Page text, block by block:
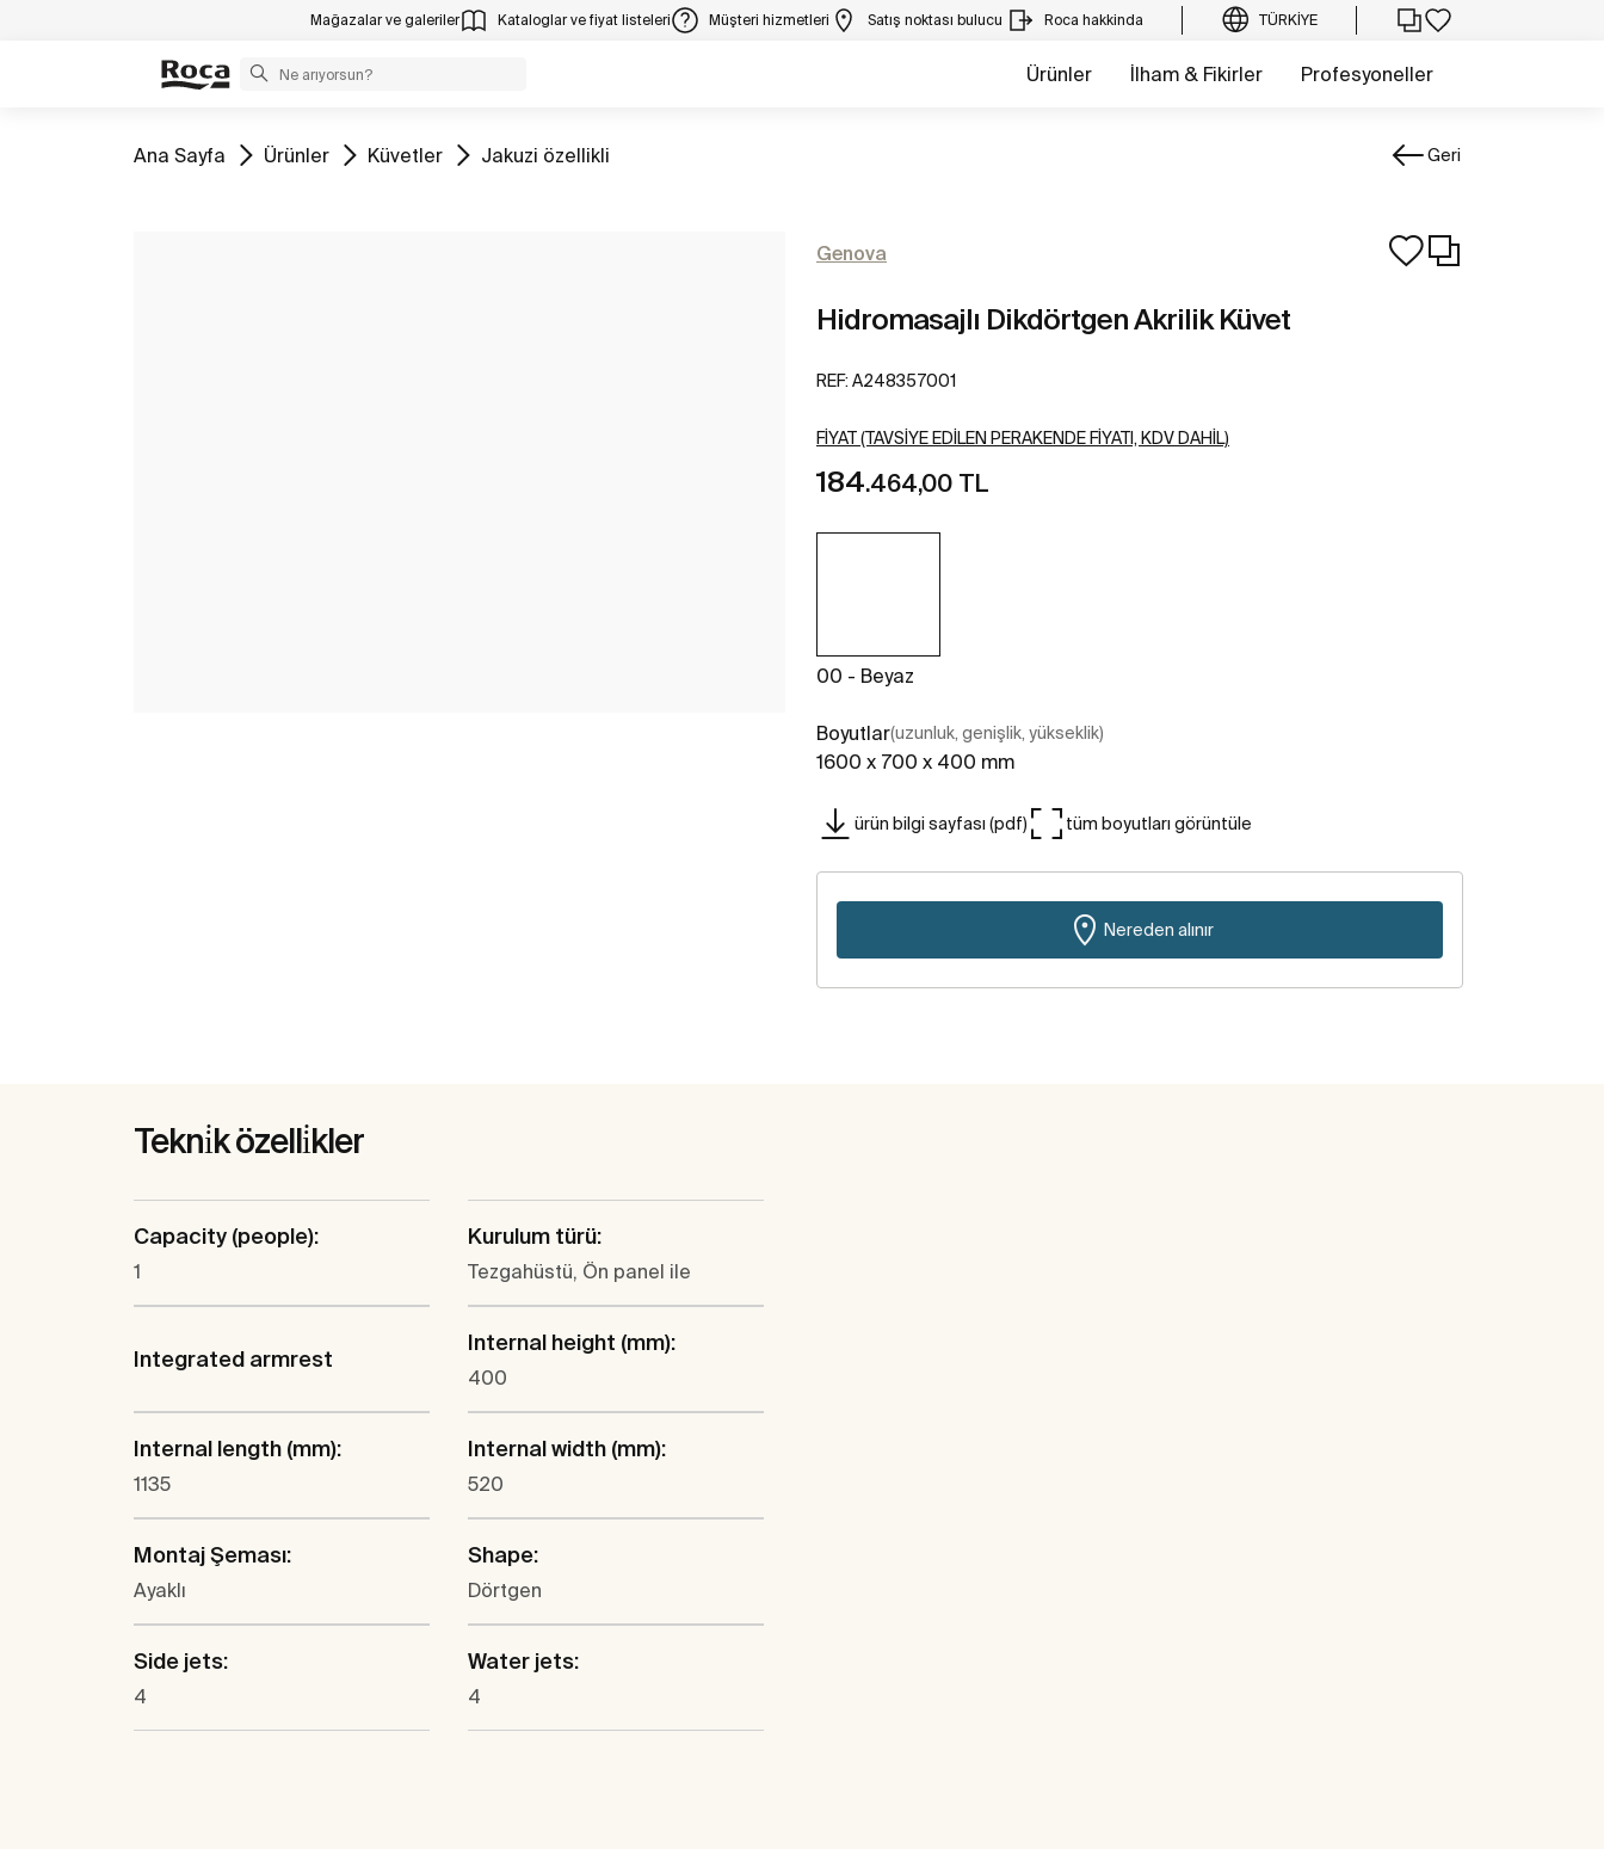
Mağazalar ve galeriler Kataloglar ve fiyat listeleri Müşteri hizmetleri Satış noktası bulucu Roca hakkinda TÜRKIYE
Ürünler İlham & Fikirler Profesyoneller
Tüm
Ana Sayfa Tüm
Ürünler Tüm
Küvetler Tüm
Jakuzi özellikli Geri
Genova
Hidromasajlı Dikdörtgen Akrilik Küvet
REF: A248357001
FIYAT (TAVSIYE EDILEN PERAKENDE FIYATI, KDV DAHIL)
184.464,00 TL
00 - Beyaz
Boyutlar(uzunluk, genişlik, yükseklik)
1600 x 700 x 400 mm
ürün bilgi sayfası (pdf) tüm boyutları görüntüle
Nereden alınır
Tekni̇k özelli̇kler
Capacity (people):
1
Kurulum türü:
Tezgahüstü, Ön panel ile
Integrated armrest
Internal height (mm):
400
Internal length (mm):
1135
Internal width (mm):
520
Montaj Şeması:
Ayaklı
Shape:
Dörtgen
Side jets:
4
Water jets:
4